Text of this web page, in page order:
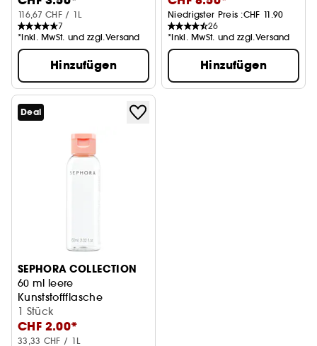
116,67 CHF / 1L
7
*Inkl. MwSt. und zzgl.Versand
Hinzufügen
Niedrigster Preis :CHF 11.90
26
*Inkl. MwSt. und zzgl.Versand
Hinzufügen
Deal
SEPHORA COLLECTION
60 ml leere
Kunststoffflasche
Recycelt
1 Stück
CHF 2.00*
33,33 CHF / 1L